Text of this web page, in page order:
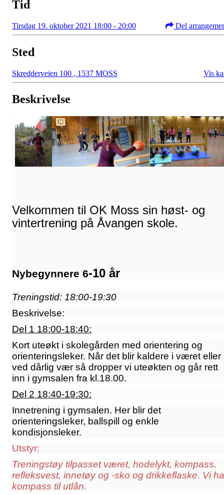
Tid
Tirsdag 19. oktober 2021 18:00 - 20:00 Del
Sted
Skredderveien 100 , 1537 MOSS Vis
Beskrivelse
Velkommen til OK Moss sin høst- og
vintertrening på Åvangen skole.
Nybegynnere 6-10 år
Treningstid: 18:00-19:30
Beskrivelse:
Del 1 18:00-18:40:
Kort uteøkt i skolegården med orientering og
orienteringsleker. Når det blir kaldere i været eller
ved dårlig vær så dropper vi uteøkten og går rett
inn i gymsalen fra kl.18.00.
Del 2 18:40-19:30:
Innetrening i gymsalen. Her blir det
orienteringsleker, ballspill og enkle
kondisjonsleker.
Utstyr:
Treningstøy tilpasset været, hodelykt, kompass,
refleksvest, innetøy og -sko og drikkeflaske. Vi
kompass til utlån.